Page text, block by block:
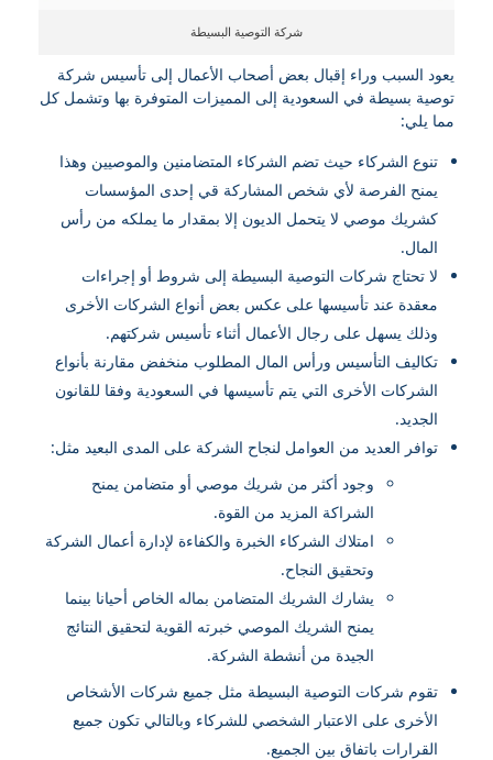
شركة التوصية البسيطة
يعود السبب وراء إقبال بعض أصحاب الأعمال إلى تأسيس شركة
توصية بسيطة في السعودية إلى المميزات المتوفرة بها وتشمل كل
مما يلي:
تنوع الشركاء حيث تضم الشركاء المتضامنين والموصيين وهذا
يمنح الفرصة لأي شخص المشاركة قي إحدى المؤسسات
كشريك موصي لا يتحمل الديون إلا بمقدار ما يملكه من رأس
المال.
لا تحتاج شركات التوصية البسيطة إلى شروط أو إجراءات
معقدة عند تأسيسها على عكس بعض أنواع الشركات الأخرى
وذلك يسهل على رجال الأعمال أثناء تأسيس شركتهم.
تكاليف التأسيس ورأس المال المطلوب منخفض مقارنة بأنواع
الشركات الأخرى التي يتم تأسيسها في السعودية وفقا للقانون
الجديد.
توافر العديد من العوامل لنجاح الشركة على المدى البعيد مثل:
وجود أكثر من شريك موصي أو متضامن يمنح
الشراكة المزيد من القوة.
امتلاك الشركاء الخبرة والكفاءة لإدارة أعمال الشركة
وتحقيق النجاح.
يشارك الشريك المتضامن بماله الخاص أحيانا بينما
يمنح الشريك الموصي خبرته القوية لتحقيق النتائج
الجيدة من أنشطة الشركة.
تقوم شركات التوصية البسيطة مثل جميع شركات الأشخاص
الأخرى على الاعتبار الشخصي للشركاء وبالتالي تكون جميع
القرارات باتفاق بين الجميع.